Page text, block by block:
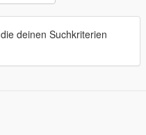
deinen Suchkriterien